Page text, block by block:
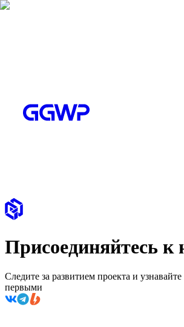
Присоединяйтесь к
Следите за развитием проекта и
первыми